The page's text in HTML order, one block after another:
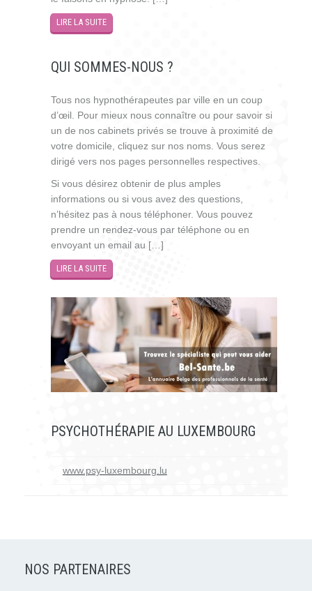
LIRE LA SUITE
QUI SOMMES-NOUS ?
Tous nos hypnothérapeutes par ville en un coup
d’œil. Pour mieux nous connaître ou pour savoir si
un de nos cabinets privés se trouve à proximité de
votre domicile, cliquez sur nos noms. Vous serez
dirigé vers nos pages personnelles respectives.
Si vous désirez obtenir de plus amples
informations ou si vous avez des questions,
n’hésitez pas à nous téléphoner. Vous pouvez
prendre un rendez-vous par téléphone ou en
envoyant un email au […]
LIRE LA SUITE
PSYCHOTHÉRAPIE AU LUXEMBOURG
www.psy-luxembourg.lu
NOS PARTENAIRES